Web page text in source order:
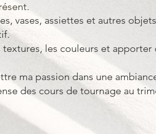
vases, assiettes et autres
les couleurs et apporter
ma passion dans une
des cours de tournage au